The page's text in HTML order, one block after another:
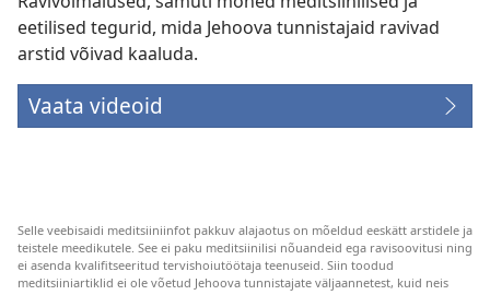
eetilised tegurid, mida Jehoova tunnistajaid ravivad
arstid võivad kaaluda.
Vaata videoid
Selle veebisaidi meditsiiniinfot pakkuv alajaotus on mõeldud eeskätt arstidele ja
teistele meedikutele. See ei paku meditsiinilisi nõuandeid ega ravisoovitusi ning
ei asenda kvalifitseeritud tervishoiutöötaja teenuseid. Siin toodud
meditsiiniartiklid ei ole võetud Jehoova tunnistajate väljaannetest, kuid neis